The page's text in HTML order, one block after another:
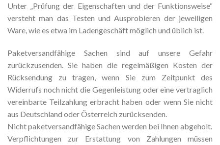
Unter „Prüfung der Eigenschaften und der Funktionsweise“
versteht man das Testen und Ausprobieren der jeweiligen
Ware, wie es etwa im Ladengeschäft möglich und üblich ist.
Paketversandfähige Sachen sind auf unsere Gefahr
zurückzusenden. Sie haben die regelmäßigen Kosten der
Rücksendung zu tragen, wenn Sie zum Zeitpunkt des
Widerrufs noch nicht die Gegenleistung oder eine vertraglich
vereinbarte Teilzahlung erbracht haben oder wenn Sie nicht
aus Deutschland oder Österreich zurücksenden.
Nicht paketversandfähige Sachen werden bei Ihnen abgeholt.
Verpflichtungen zur Erstattung von Zahlungen müssen